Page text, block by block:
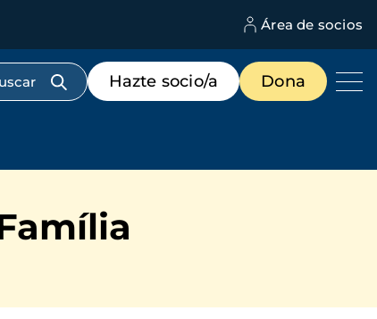
Área de socios
Menú
de
destacados
Hazte socio/a Dona